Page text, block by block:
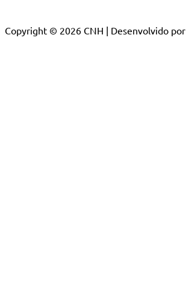
Copyright © 2026 CNH | Desenvolvido por